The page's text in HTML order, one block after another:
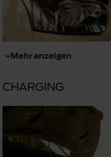
Mehr anzeigen
CHARGING